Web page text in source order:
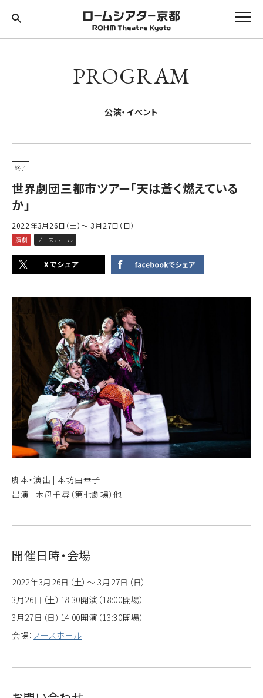
PROGRAM
公演・イベント
終了
世界劇団三都市ツアー「天は蒼く燃えている
か」
2022年3月26日（土）～ 3月27日（日）
演劇 ノースホール
脚本・演出 | 本坊由華子
出演 | 木母千尋（第七劇場）他
開催日時・会場
2022年3月26日（土）～ 3月27日（日）
3月26日（土）18:30開演（18:00開場）
3月27日（日）14:00開演（13:30開場）
会場： ノースホール